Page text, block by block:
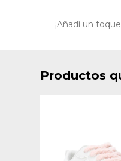
¡Añadí un
Productos